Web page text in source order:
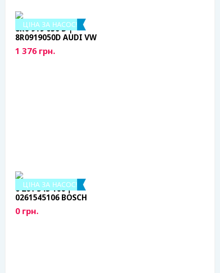
ЦІНА ЗА НАСОС!
8R0 919 050 D |
8R0919050D AUDI VW
1 376 грн.
ЦІНА ЗА НАСОС!
0 261 545 106 |
0261545106 BOSCH
0 грн.